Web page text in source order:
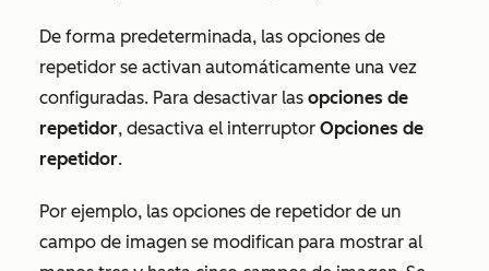
De forma predeterminada, las opciones de
repetidor se activan automáticamente una vez
configuradas. Para desactivar las opciones de
repetidor, desactiva el interruptor Opciones de
repetidor.
Por ejemplo, las opciones de repetidor de un
campo de imagen se modifican para mostrar al